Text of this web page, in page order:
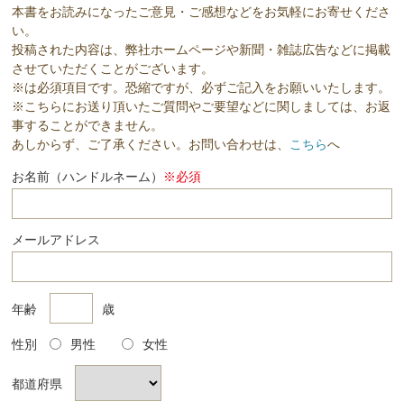
本書をお読みになったご意見・ご感想などをお気軽にお寄せくださ
い。
投稿された内容は、弊社ホームページや新聞・雑誌広告などに掲載
させていただくことがございます。
※は必須項目です。恐縮ですが、必ずご記入をお願いいたします。
※こちらにお送り頂いたご質問やご要望などに関しましては、お返
事することができません。
あしからず、ご了承ください。お問い合わせは、 こちらへ
お名前（ハンドルネーム） ※必須
メールアドレス
年齢 歳
性別 男性 女性
都道府県